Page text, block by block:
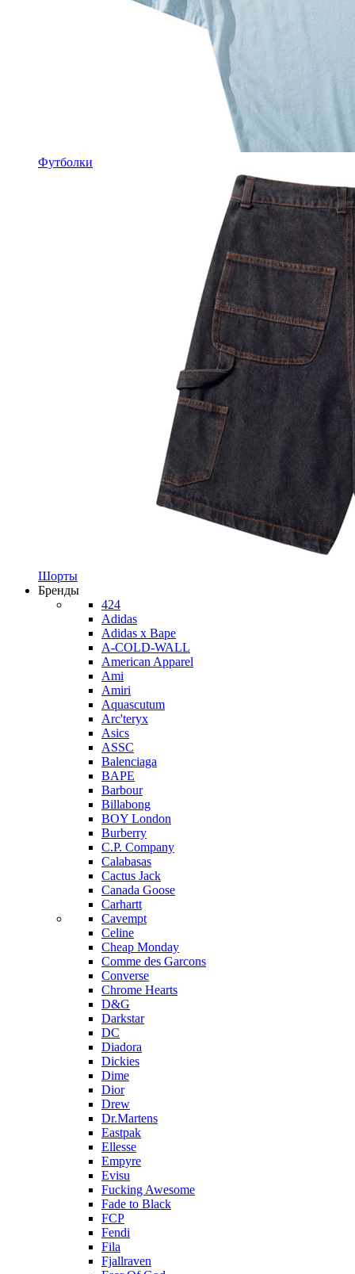
Футболки
Шорты
Бренды
424
Adidas
Adidas x Bape
A-COLD-WALL
American Apparel
Ami
Amiri
Aquascutum
Arc'teryx
Asics
ASSC
Balenciaga
BAPE
Barbour
Billabong
BOY London
Burberry
C.P. Company
Calabasas
Cactus Jack
Canada Goose
Carhartt
Cavempt
Celine
Cheap Monday
Comme des Garcons
Converse
Chrome Hearts
D&G
Darkstar
DC
Diadora
Dickies
Dime
Dior
Drew
Dr.Martens
Eastpak
Ellesse
Empyre
Evisu
Fucking Awesome
Fade to Black
FCP
Fendi
Fila
Fjallraven